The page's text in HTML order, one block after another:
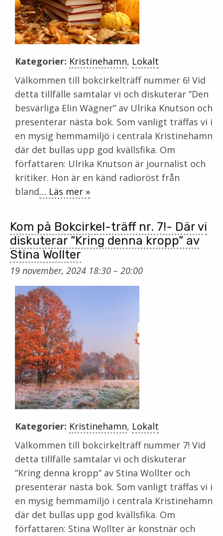
Kategorier: Kristinehamn, Lokalt
Välkommen till bokcirkelträff nummer 6! Vid
detta tillfälle samtalar vi och diskuterar ”Den
besvärliga Elin Wägner” av Ulrika Knutson och
presenterar nästa bok. Som vanligt träffas vi i
en mysig hemmamiljö i centrala Kristinehamn
där det bullas upp god kvällsfika. Om
författaren: Ulrika Knutson är journalist och
kritiker. Hon är en känd radioröst från
bland… Läs mer »
Kom på Bokcirkel-träff nr. 7!- Där vi
diskuterar ”Kring denna kropp” av
Stina Wollter
19 november, 2024 18:30 – 20:00
Kategorier: Kristinehamn, Lokalt
Välkommen till bokcirkelträff nummer 7! Vid
detta tillfälle samtalar vi och diskuterar
”Kring denna kropp” av Stina Wollter och
presenterar nästa bok. Som vanligt träffas vi i
en mysig hemmamiljö i centrala Kristinehamn
där det bullas upp god kvällsfika. Om
författaren: Stina Wollter är konstnär och